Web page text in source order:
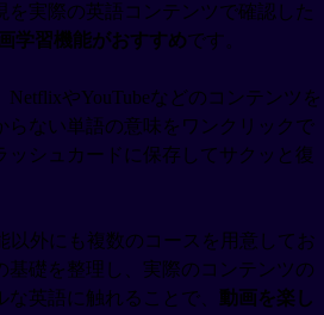
を実際の英語コンテンツで確認した
学習機能がおすすめです。
やYouTubeなどのコンテンツを
らない単語の意味をワンクリックで
ッシュカードに保存してサクッと復
以外にも複数のコースを用意してお
基礎を整理し、実際のコンテンツの
英語に触れることで、 動画を楽し